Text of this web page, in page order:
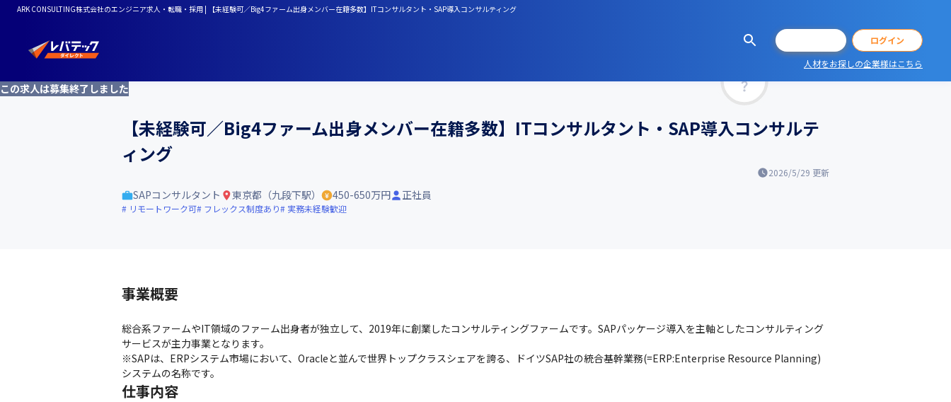
ARK CONSULTING株式会社のエンジニア求人・転職・採用 | 【未経験可／Big4ファーム出身メンバー在籍多数】ITコンサルタント・SAP導入コンサルティング
ログイン
人材をお探しの企業様はこちら
この求人は募集終了しました
【未経験可／Big4ファーム出身メンバー在籍多数】ITコンサルタント・SAP導入コンサルテ
ィング
2026/5/29 更新
SAPコンサルタント 東京都（九段下駅） 450-650万円 正社員
リモートワーク可 フレックス制度あり 実務未経験歓迎
事業概要
総合系ファームやIT領域のファーム出身者が独立して、2019年に創業したコンサルティングファームです。SAPパッケージ導入を主軸としたコンサルティング
サービスが主力事業となります。
※SAPは、ERPシステム市場において、Oracleと並んで世界トップクラスシェアを誇る、ドイツSAP社の統合基幹業務(=ERP:Enterprise Resource Planning)
システムの名称です。
仕事内容